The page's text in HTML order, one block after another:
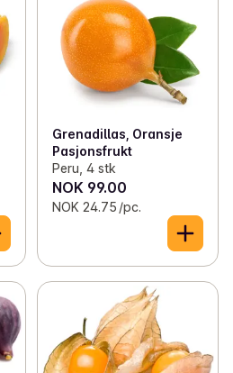
Grenadillas, Oransje
Pasjonsfrukt
Peru, 4 stk
NOK 99.00
NOK 24.75 /pc.